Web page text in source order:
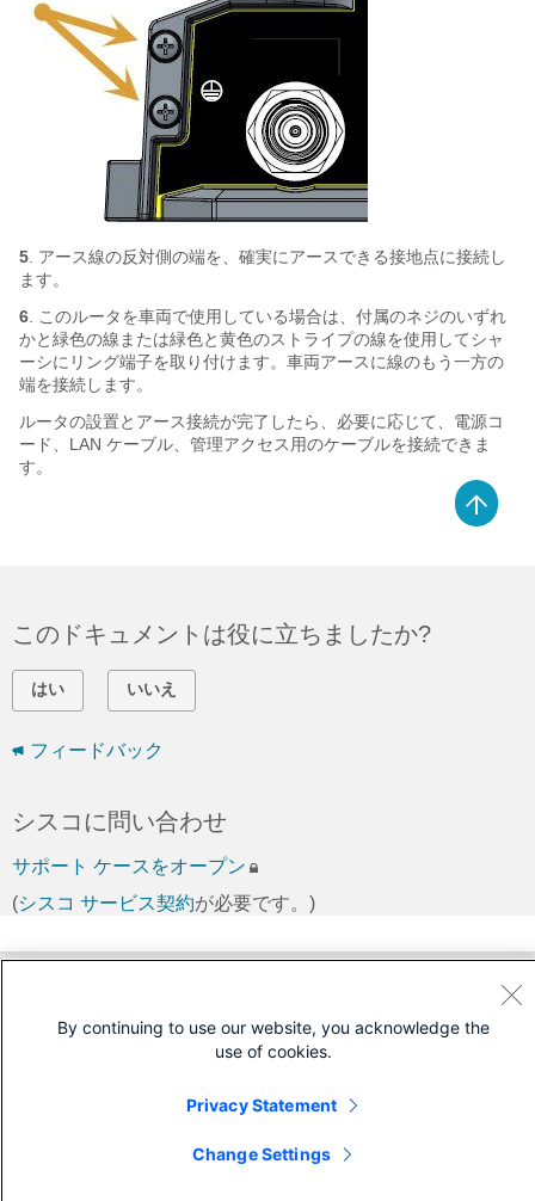
5. アース線の反対側の端を、確実にアースできる接地点に接続し
ます。
6. このルータを車両で使用している場合は、付属のネジのいずれ
かと緑色の線または緑色と黄色のストライプの線を使用してシャ
ーシにリング端子を取り付けます。車両アースに線のもう一方の
端を接続します。
ルータの設置とアース接続が完了したら、必要に応じて、電源コ
ード、LAN ケーブル、管理アクセス用のケーブルを接続できま
す。
このドキュメントは役に立ちましたか?
はい いいえ
フィードバック
シスコに問い合わせ
サポート ケースをオープン
(シスコ サービス契約が必要です。)
By continuing to use our website, you acknowledge the
use of cookies.
Privacy Statement
Change Settings